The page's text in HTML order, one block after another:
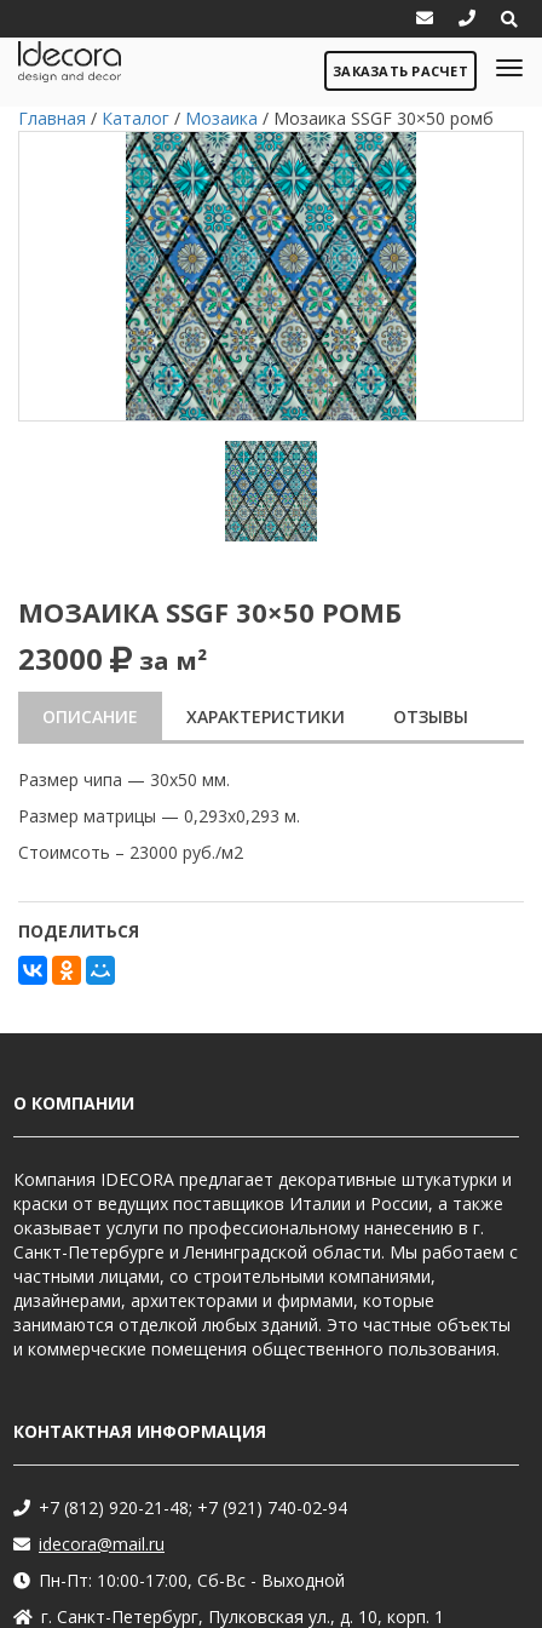
ЗАКАЗАТЬ РАСЧЕТ
Главная / Каталог / Мозаика / Мозаика SSGF 30×50 ромб
МОЗАИКА SSGF 30×50 РОМБ
23000 за м²
ОПИСАНИЕ ХАРАКТЕРИСТИКИ ОТЗЫВЫ
Размер чипа — 30х50 мм.
Размер матрицы — 0,293х0,293 м.
Стоимсоть – 23000 руб./м2
ПОДЕЛИТЬСЯ
О КОМПАНИИ
Компания IDECORA предлагает декоративные штукатурки и
краски от ведущих поставщиков Италии и России, а также
оказывает услуги по профессиональному нанесению в г.
Санкт-Петербурге и Ленинградской области. Мы работаем с
частными лицами, со строительными компаниями,
дизайнерами, архитекторами и фирмами, которые
занимаются отделкой любых зданий. Это частные объекты
и коммерческие помещения общественного пользования.
КОНТАКТНАЯ ИНФОРМАЦИЯ
+7 (812) 920-21-48; +7 (921) 740-02-94
idecora@mail.ru
Пн-Пт: 10:00-17:00, Сб-Вс - Выходной
г. Санкт-Петербург, Пулковская ул., д. 10, корп. 1